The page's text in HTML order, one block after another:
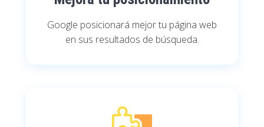
Google posicionará mejor tu página web
en sus resultados de búsqueda.